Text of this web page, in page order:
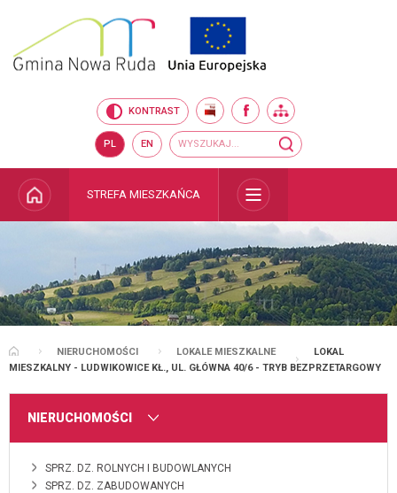
Przejdź do głównego
menu
Przejdź do treści
Przejdź do wyszukiwarki
Przejdź do mapy serwisu
KONTRAST BIP FACEBOOK
PL EN Wyszukiwarka
wyszukaj...
STRONA GŁÓWNA
STREFA MIESZKAŃCA
STRONA GŁÓWNA
NIERUCHOMOŚCI LOKALE MIESZKALNE
LOKAL
MIESZKALNY - LUDWIKOWICE KŁ., UL. GŁÓWNA 40/6 - TRYB BEZPRZETARGOWY
MENU
NIERUCHOMOŚCI
SPRZ. DZ. ROLNYCH I BUDOWLANYCH
SPRZ. DZ. ZABUDOWANYCH